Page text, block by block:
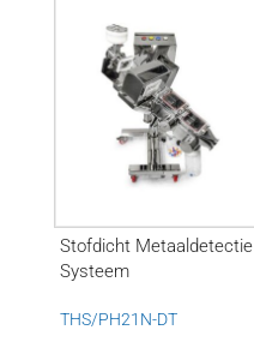
Stofdicht Metaaldetectie
Systeem
THS/PH21N-DT